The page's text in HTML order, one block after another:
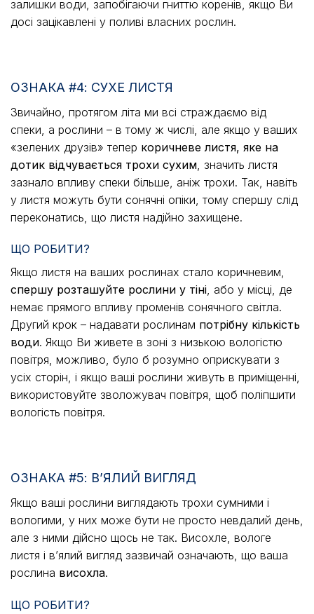
залишки води, запобігаючи гниттю коренів, якщо Ви
досі зацікавлені у поливі власних рослин.
ОЗНАКА #4: СУХЕ ЛИСТЯ
Звичайно, протягом літа ми всі страждаємо від
спеки, а рослини – в тому ж числі, але якщо у ваших
«зелених друзів» тепер коричневе листя, яке на
дотик відчувається трохи сухим , значить листя
зазнало впливу спеки більше, аніж трохи. Так, навіть
у листя можуть бути сонячні опіки, тому спершу слід
переконатись, що листя надійно захищене.
ЩО РОБИТИ?
Якщо листя на ваших рослинах стало коричневим,
спершу розташуйте рослини у тіні, або у місці, де
немає прямого впливу променів сонячного світла.
Другий крок – надавати рослинам потрібну кількість
води. Якщо Ви живете в зоні з низькою вологістю
повітря, можливо, було б розумно оприскувати з
усіх сторін, і якщо ваші рослини живуть в приміщенні,
використовуйте зволожувач повітря, щоб поліпшити
вологість повітря.
ОЗНАКА #5: В’ЯЛИЙ ВИГЛЯД
Якщо ваші рослини виглядають трохи сумними і
вологими, у них може бути не просто невдалий день,
але з ними дійсно щось не так. Висохле, вологе
листя і в’ялий вигляд зазвичай означають, що ваша
рослина висохла.
ЩО РОБИТИ?